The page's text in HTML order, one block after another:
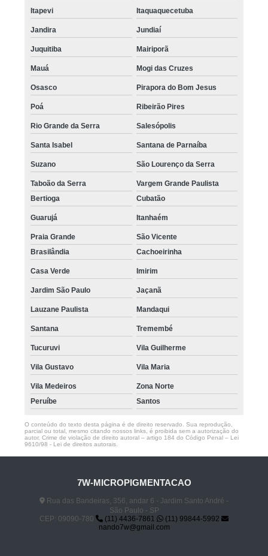
Itapevi Itaquaquecetuba
Jandira Jundiaí
Juquitiba Mairiporã
Mauá Mogi das Cruzes
Osasco Pirapora do Bom Jesus
Poá Ribeirão Pires
Rio Grande da Serra Salesópolis
Santa Isabel Santana de Parnaíba
Suzano São Lourenço da Serra
Taboão da Serra
Vargem Grande Paulista
Bertioga
Cubatão
Guarujá Itanhaém
Praia Grande
São Vicente
Brasilândia
Cachoeirinha
Casa Verde Imirim
Jardim São Paulo Jaçanã
Lauzane Paulista Mandaqui
Santana Tremembé
Tucuruvi Vila Guilherme
Vila Gustavo Vila Maria
Vila Medeiros
Zona Norte
Peruíbe
Santos
O conteúdo do texto desta página é de direito reservado. Sua reprodução,
parcial ou total, mesmo citando nossos links, é proibida sem a autorização do
autor. Crime de violação de direito autoral – artigo 184 do Código Penal – Lei
9610/98 - Lei de direitos autorais
7W-MICROPIGMENTACAO
Rua das Bandeiras, 356, andar 6 - Jardim Santo André -
São Paulo - SP
CEP: 09090-780
(11) 4436-7861
(11) 99844-5992
nando7w@gmail.com